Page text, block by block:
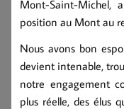
Mont-Saint-Michel,
position au Mont au
Nous avons bon
devient intenable,
notre engagement
plus réelle, des élus